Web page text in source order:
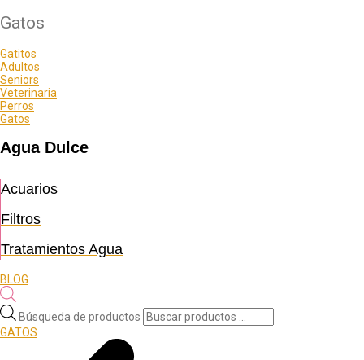
Gatos
Gatitos
Adultos
Seniors
Veterinaria
Perros
Gatos
Agua Dulce
Acuarios
Filtros
Tratamientos Agua
BLOG
Búsqueda de productos
GATOS